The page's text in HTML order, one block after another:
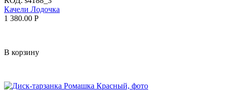
Качели Лодочка
1 380.00 Р
В корзину